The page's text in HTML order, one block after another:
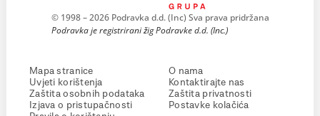
© 1998 – 2026 Podravka d.d. (Inc) Sva prava pridržana
Podravka je registrirani žig Podravke d.d. (Inc.)
Mapa stranice
Uvjeti korištenja
Zaštita osobnih podataka
Izjava o pristupačnosti
O nama
Kontaktirajte nas
Zaštita privatnosti
Postavke kolačića